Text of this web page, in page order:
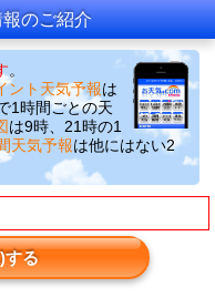
のご紹介
。
ント天気予報は
1時間ごとの天
は9時、21時の1
天気予報は他にはない2
する